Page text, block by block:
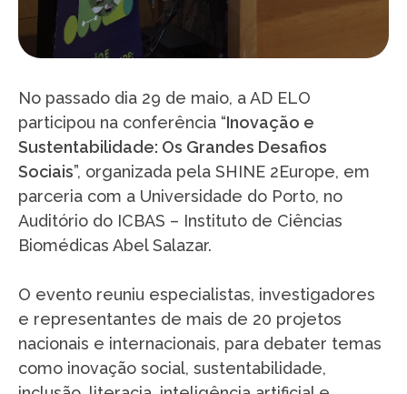
No passado dia 29 de maio, a AD ELO
participou na conferência “Inovação e
Sustentabilidade: Os Grandes Desafios
Sociais”, organizada pela SHINE 2Europe, em
parceria com a Universidade do Porto, no
Auditório do ICBAS – Instituto de Ciências
Biomédicas Abel Salazar.
O evento reuniu especialistas, investigadores
e representantes de mais de 20 projetos
nacionais e internacionais, para debater temas
como inovação social, sustentabilidade,